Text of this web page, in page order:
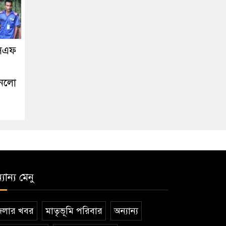
মেনু
খবর মাতৃভূমি পরিবার অন্যান্য